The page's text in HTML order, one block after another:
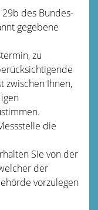
des Bundes-
gegebene
zu
zwischen Ihnen,
die
Sie von der
der
vorzulegen